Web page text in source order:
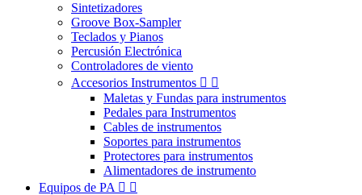
Sintetizadores
Groove Box-Sampler
Teclados y Pianos
Percusión Electrónica
Controladores de viento
Accesorios Instrumentos  
Maletas y Fundas para instrumentos
Pedales para Instrumentos
Cables de instrumentos
Soportes para instrumentos
Protectores para instrumentos
Alimentadores de instrumento
Equipos de PA  